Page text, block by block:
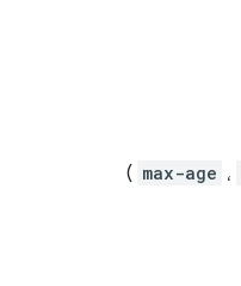
max-age ،
)